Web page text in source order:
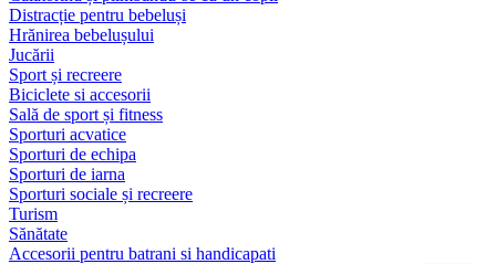
Distracție pentru bebeluși
Hrănirea bebelușului
Jucării
Sport și recreere
Biciclete si accesorii
Sală de sport și fitness
Sporturi acvatice
Sporturi de echipa
Sporturi de iarna
Sporturi sociale și recreere
Turism
Sănătate
Accesorii pentru batrani si handicapati